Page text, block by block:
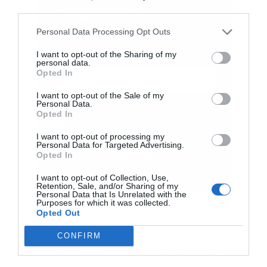
Personal Data Processing Opt Outs
I want to opt-out of the Sharing of my
personal data.
Opted In
I want to opt-out of the Sale of my
Personal Data.
Opted In
I want to opt-out of processing my
Personal Data for Targeted Advertising.
Opted In
I want to opt-out of Collection, Use,
Retention, Sale, and/or Sharing of my
Personal Data that Is Unrelated with the
Purposes for which it was collected.
Opted Out
CONFIRM
Μπλόκο Τραμπ στην απόκτηση αμερικανικής
ιθαγένειας μέσω τουρισμού γέννησης
Wall Street: Κόκκινο ταμπλό με πιέσεις στον Dow
(-460 μονάδες) εν μέσω γεωπολιτικής νευρικότητας
“εξοπλίζουν” το ισλαμικό κράτος
καθημερινές πληρωμές και στα ακίνητα
Γερμανία: Στο 28% η AfD, 7 μονάδες μπροστά από το
22:12 Η Amazon ανακαλεί χιλιάδες παιχνίδια για βρέφη
Εγγραφή στο
newsletter
Αποδέχομαι τους